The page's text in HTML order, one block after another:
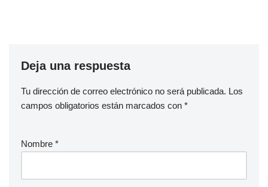
Deja una respuesta
Tu dirección de correo electrónico no será publicada. Los
campos obligatorios están marcados con *
Nombre *